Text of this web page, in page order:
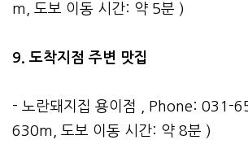
m, 도보 이동 시간: 약 5분 )
9. 도착지점 주변 맛집
- 노란돼지집 용이점 , Phone: 031-
630m, 도보 이동 시간: 약 8분 )